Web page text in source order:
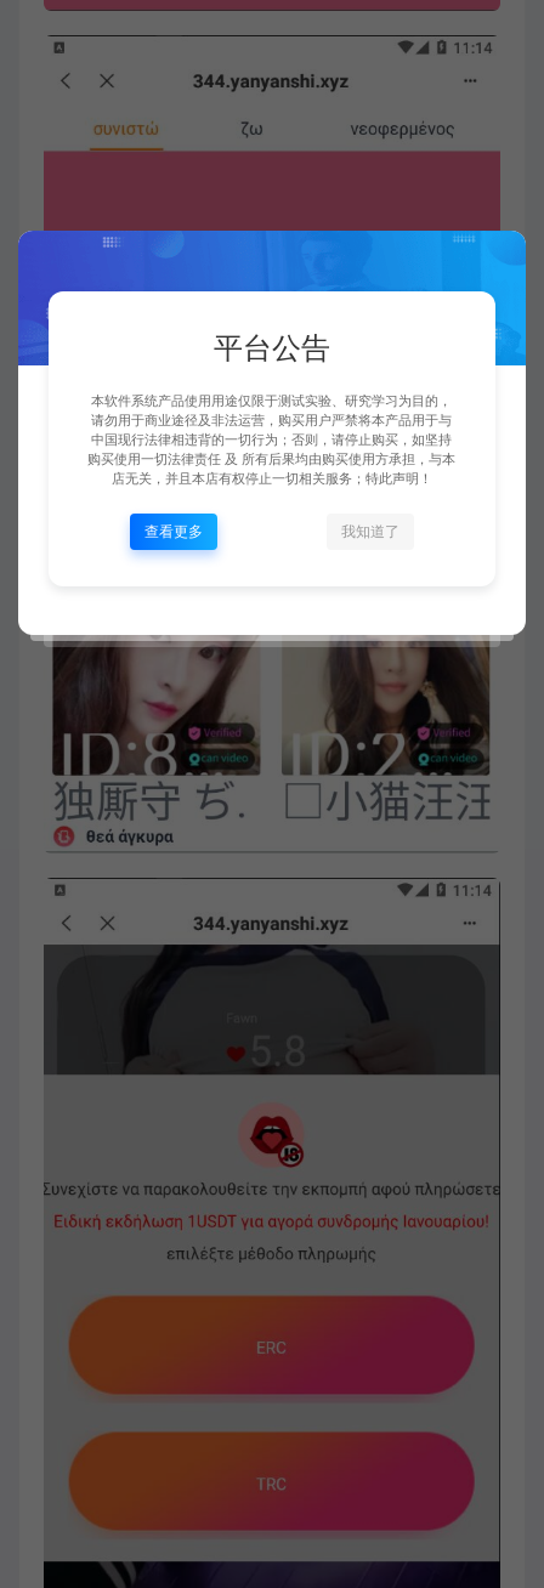
平台公告
本软件系统产品使用用途仅限于测试实验、研究学习为目的，
请勿用于商业途径及非法运营，购买用户严禁将本产品用于与
中国现行法律相违背的一切行为；否则，请停止购买，如坚持
购买使用一切法律责任 及 所有后果均由购买使用方承担，与本
店无关，并且本店有权停止一切相关服务；特此声明！
查看更多 我知道了